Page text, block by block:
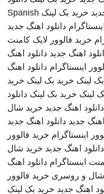
خرید بک لینک Spanish
دانلود اهنگ جدید
خرید فالوور لایک کامنت
اهنگ جدید دانلود اهنگ
اینستاگرام دانلود اهنگ
لینک خرید بک لینک خرید
لینک خرید بک لینک دانلود
دانلود اهنگ جدید خرید شال
اهنگ جدید دانلود اهنگ جدید
اینستاگرام خرید فالوور
دانلود اهنگ جدید خرید شال
اینستاگرام دانلود اهنگ
شال و روسری خرید فالوور
اهنگ جدید خرید بک لینک